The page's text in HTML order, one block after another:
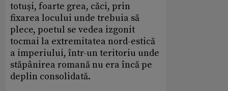
totuşi, foarte grea, căci, prin
fixarea locului unde trebuia să
plece, poetul se vedea izgonit
tocmai la extremitatea nord-estică
a imperiului, într-un teritoriu unde
stăpânirea romană nu era încă pe
deplin consolidată.